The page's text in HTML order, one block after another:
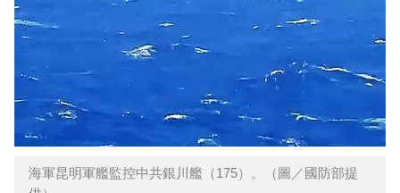
海軍昆明軍艦監控中共銀川艦（175）。（圖／國防部提